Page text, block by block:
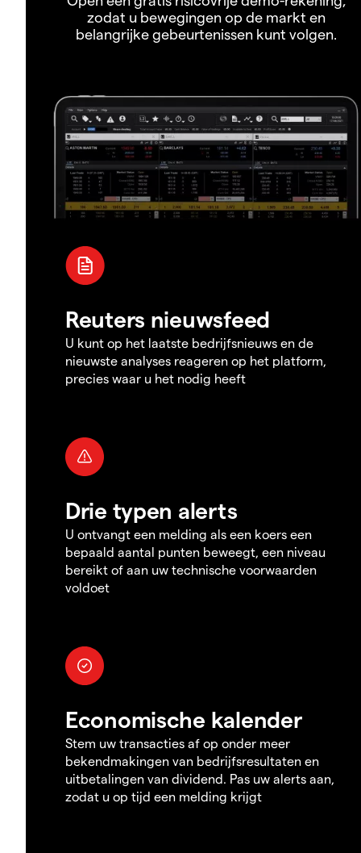
zodat u bewegingen op de markt en
belangrijke gebeurtenissen kunt volgen.
Reuters nieuwsfeed
U kunt op het laatste bedrijfsnieuws en de
nieuwste analyses reageren op het platform,
precies waar u het nodig heeft
Drie typen alerts
U ontvangt een melding als een koers een
bepaald aantal punten beweegt, een niveau
bereikt of aan uw technische voorwaarden
voldoet
Economische kalender
Stem uw transacties af op onder meer
bekendmakingen van bedrijfsresultaten en
uitbetalingen van dividend. Pas uw alerts aan,
zodat u op tijd een melding krijgt